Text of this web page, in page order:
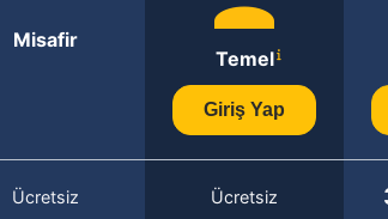
Misafir
Temel
Giriş Yap
Ücretsiz Ücretsiz